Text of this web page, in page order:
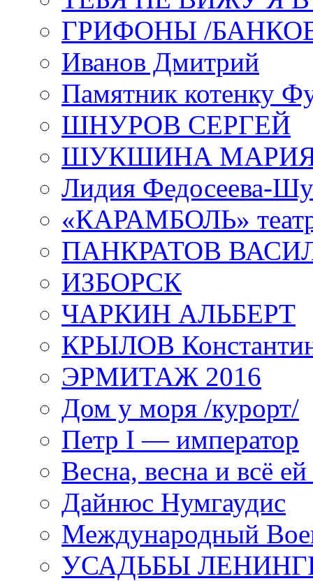
ГРИФОНЫ /
Иванов Дмитрий
Памятник котенку
ШНУРОВ СЕРГЕЙ
ШУКШИНА
Лидия Федосеева-
«КАРАМБОЛЬ»
ПАНКРАТОВ
ИЗБОРСК
ЧАРКИН АЛЬБЕРТ
КРЫЛОВ
ЭРМИТАЖ 2016
Дом у моря /курорт/
Петр I — император
Весна, весна и всё
Дайнюс Нумгаудис
Международный
УСАДЬБЫ